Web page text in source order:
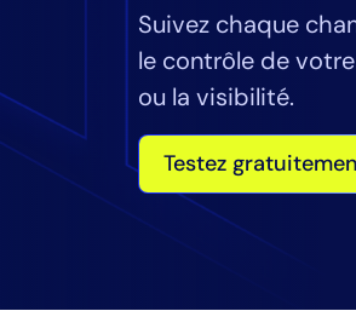
Suivez chaque
le contrôle de
ou la visibilité.
Testez